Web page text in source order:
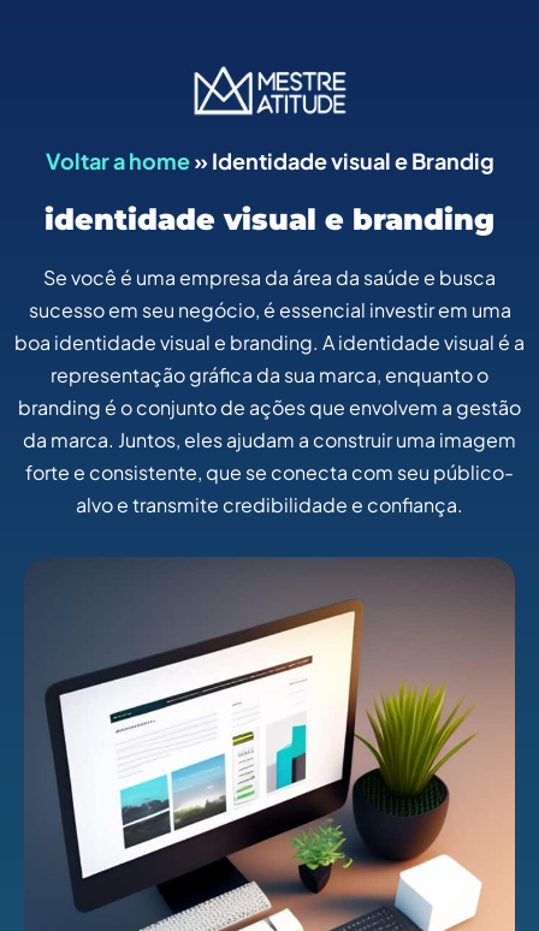
Voltar a home»Identidade visual e Brandig
identidade visual e branding
Se você é uma empresa da área da saúde e busca
sucesso em seu negócio, é essencial investir em uma
boa identidade visual e branding. A identidade visual é a
representação gráfica da sua marca, enquanto o
branding é o conjunto de ações que envolvem a gestão
da marca. Juntos, eles ajudam a construir uma imagem
forte e consistente, que se conecta com seu público-
alvo e transmite credibilidade e confiança.